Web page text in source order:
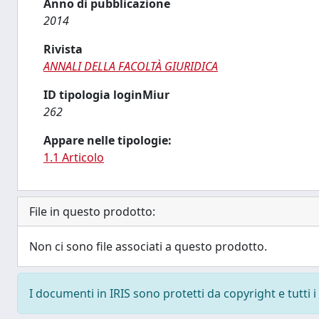
Anno di pubblicazione
2014
Rivista
ANNALI DELLA FACOLTÀ GIURIDICA
ID tipologia loginMiur
262
Appare nelle tipologie:
1.1 Articolo
File in questo prodotto:
Non ci sono file associati a questo prodotto.
I documenti in IRIS sono protetti da copyright e tutti